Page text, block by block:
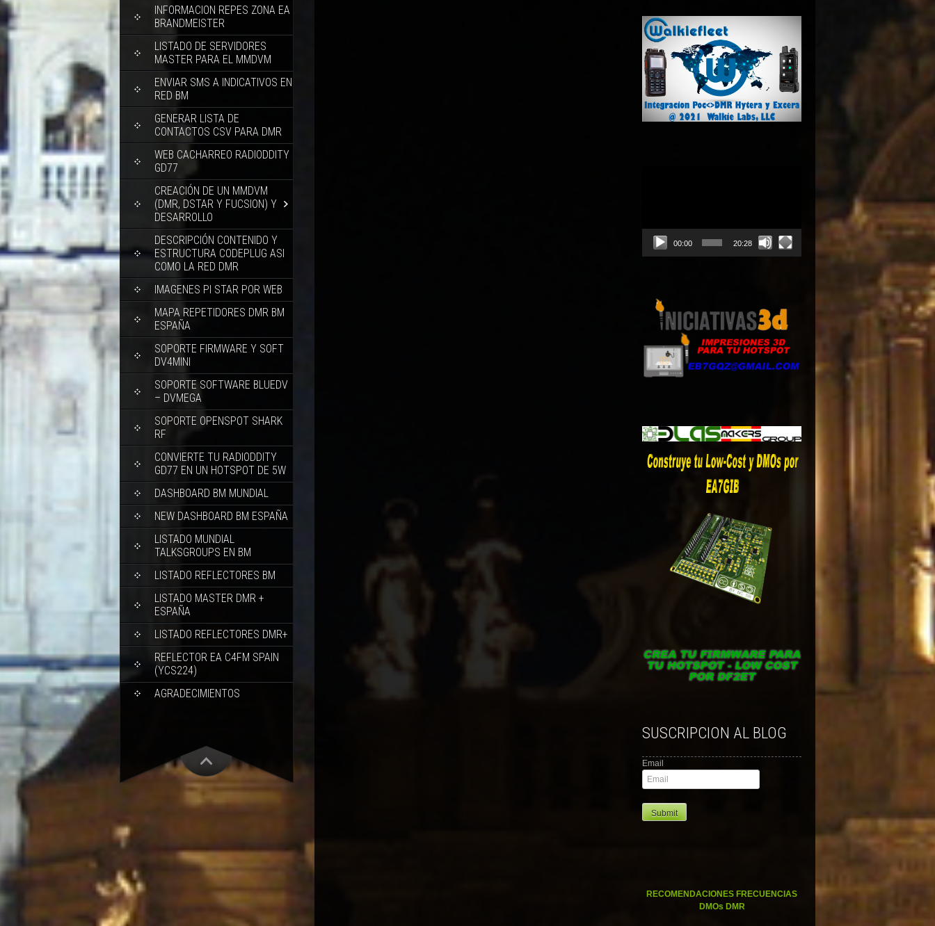
INFORMACION REPES ZONA EA
BRANDMEISTER
LISTADO DE SERVIDORES
MASTER PARA EL MMDVM
ENVIAR SMS A INDICATIVOS EN
RED BM
GENERAR LISTA DE
CONTACTOS CSV PARA DMR
WEB CACHARREO RADIODDITY
GD77
CREACIÓN DE UN MMDVM
(DMR, DSTAR Y FUCSION) Y
DESARROLLO
DESCRIPCIÓN CONTENIDO Y
ESTRUCTURA CODEPLUG ASI
COMO LA RED DMR
IMAGENES PI STAR POR WEB
MAPA REPETIDORES DMR BM
ESPAÑA
SOPORTE FIRMWARE Y SOFT
DV4MINI
SOPORTE SOFTWARE BLUEDV
– DVMEGA
SOPORTE OPENSPOT SHARK
RF
CONVIERTE TU RADIODDITY
GD77 EN UN HOTSPOT DE 5W
DASHBOARD BM MUNDIAL
NEW DASHBOARD BM ESPAÑA
LISTADO MUNDIAL
TALKSGROUPS EN BM
LISTADO REFLECTORES BM
LISTADO MASTER DMR +
ESPAÑA
LISTADO REFLECTORES DMR+
REFLECTOR EA C4FM SPAIN
(YCS224)
AGRADECIMIENTOS
00:00 20:28
SUSCRIPCION AL BLOG
Email
RECOMENDACIONES FRECUENCIAS
DMOs DMR